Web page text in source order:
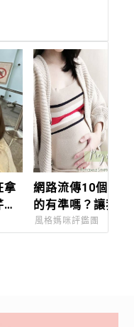
拿
網路流傳10個懷
的有準嗎？讓我來
吧！
風格媽咪評鑑團